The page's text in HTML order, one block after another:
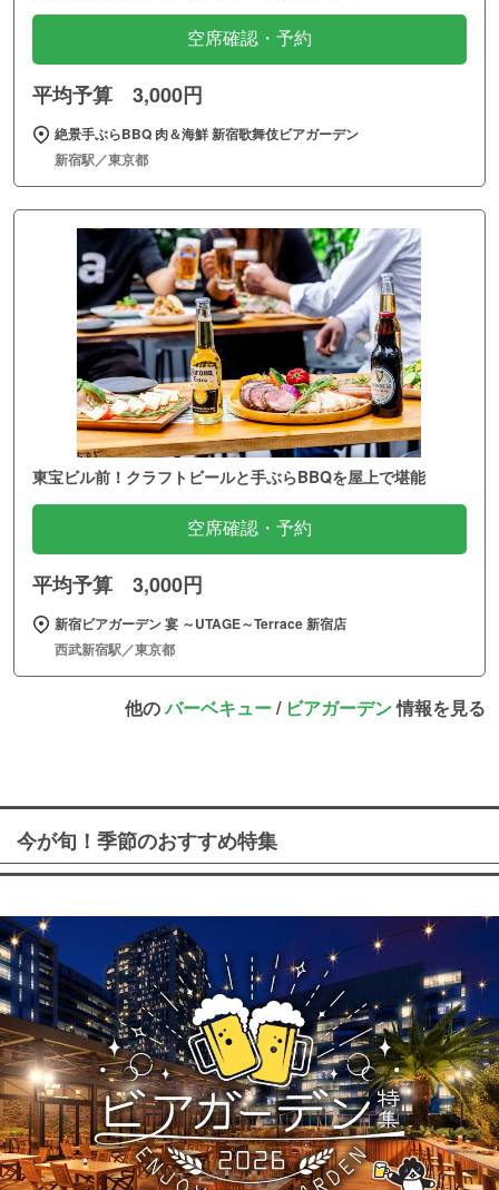
空席確認・予約
平均予算 3,000円
絶景手ぶらBBQ 肉＆海鮮 新宿歌舞伎ビアガーデン
新宿駅／東京都
東宝ビル前！クラフトビールと手ぶらBBQを屋上で堪能
空席確認・予約
平均予算 3,000円
新宿ビアガーデン 宴 ～UTAGE～Terrace 新宿店
西武新宿駅／東京都
他のバーベキュー/ ビアガーデン情報を見る
今が旬！季節のおすすめ特集